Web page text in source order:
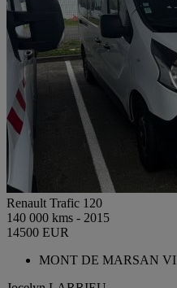
Renault Trafic 120
140 000 kms - 2015
14500 EUR
MONT DE MARSAN VI